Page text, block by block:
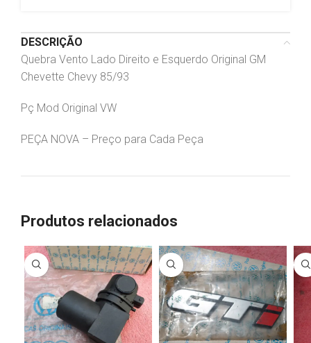
DESCRIÇÃO
Quebra Vento Lado Direito e Esquerdo Original GM
Chevette Chevy 85/93
Pç Mod Original VW
PEÇA NOVA – Preço para Cada Peça
Produtos relacionados